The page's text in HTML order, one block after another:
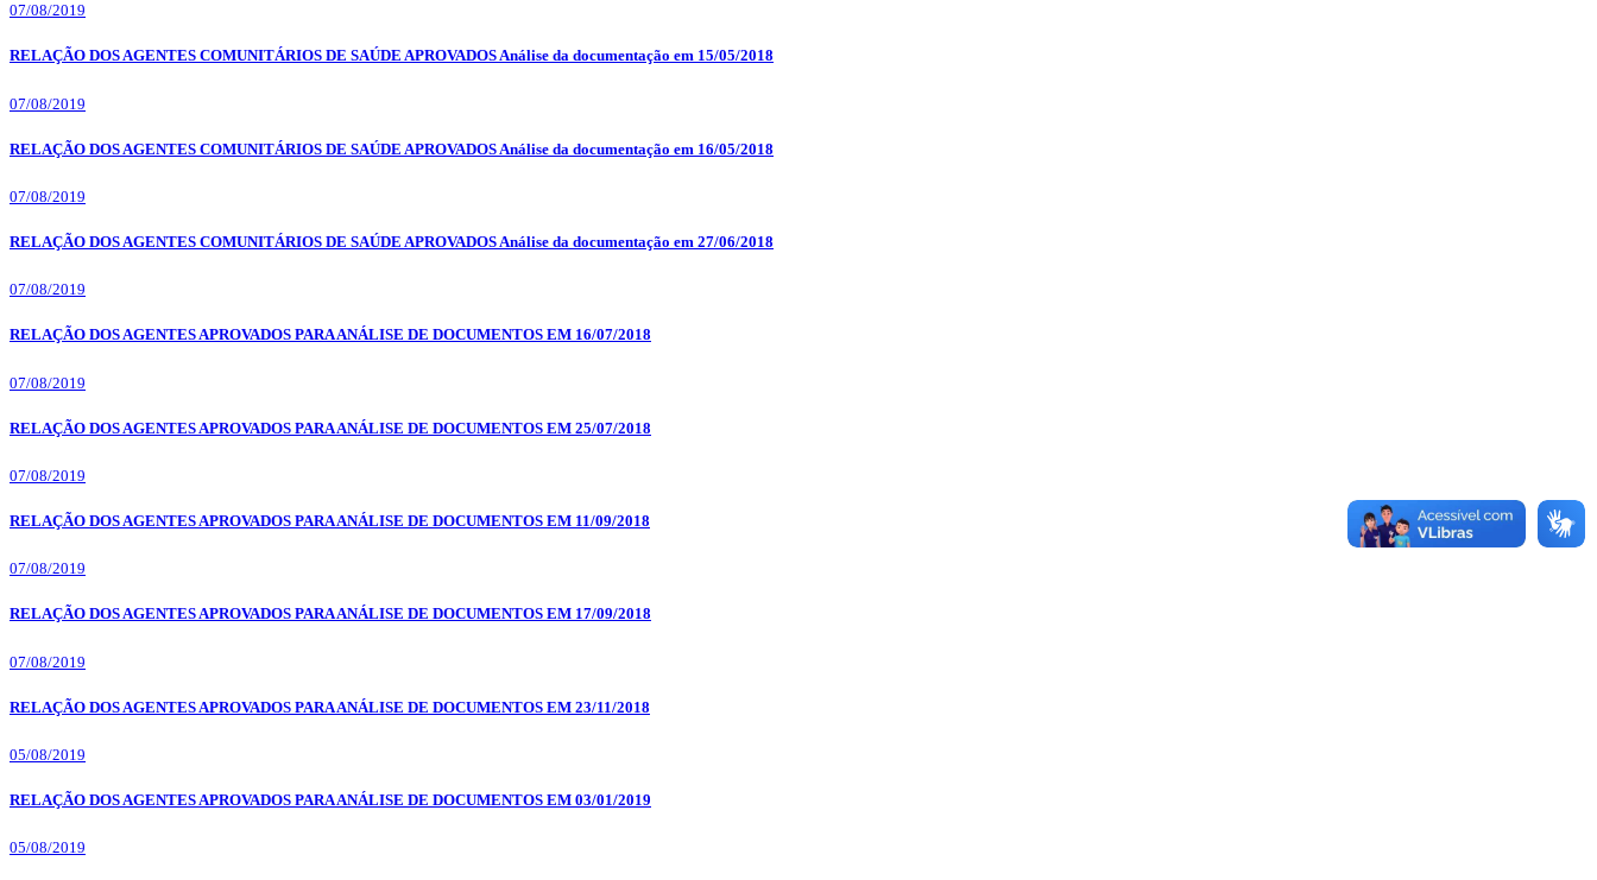
07/08/2019
RELAÇÃO DOS AGENTES COMUNITÁRIOS DE SAÚDE APROVADOS Análise da documentação em 15/05/2018
07/08/2019
RELAÇÃO DOS AGENTES COMUNITÁRIOS DE SAÚDE APROVADOS Análise da documentação em 16/05/2018
07/08/2019
RELAÇÃO DOS AGENTES COMUNITÁRIOS DE SAÚDE APROVADOS Análise da documentação em 27/06/2018
07/08/2019
RELAÇÃO DOS AGENTES APROVADOS PARA ANÁLISE DE DOCUMENTOS EM 16/07/2018
07/08/2019
RELAÇÃO DOS AGENTES APROVADOS PARA ANÁLISE DE DOCUMENTOS EM 25/07/2018
07/08/2019
RELAÇÃO DOS AGENTES APROVADOS PARA ANÁLISE DE DOCUMENTOS EM 11/09/2018
07/08/2019
RELAÇÃO DOS AGENTES APROVADOS PARA ANÁLISE DE DOCUMENTOS EM 17/09/2018
07/08/2019
RELAÇÃO DOS AGENTES APROVADOS PARA ANÁLISE DE DOCUMENTOS EM 23/11/2018
05/08/2019
RELAÇÃO DOS AGENTES APROVADOS PARA ANÁLISE DE DOCUMENTOS EM 03/01/2019
05/08/2019